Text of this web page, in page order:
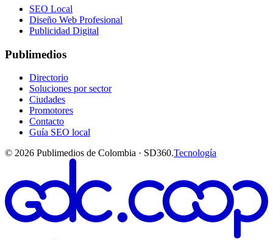
SEO Local
Diseño Web Profesional
Publicidad Digital
Publimedios
Directorio
Soluciones por sector
Ciudades
Promotores
Contacto
Guía SEO local
© 2026 Publimedios de Colombia · SD360.Tecnología